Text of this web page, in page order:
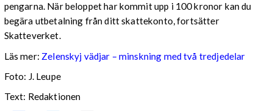
pengarna. När beloppet har kommit upp i 100 kronor kan du
begära utbetalning från ditt skattekonto, fortsätter
Skatteverket.
Läs mer: Zelenskyj vädjar – minskning med två tredjedelar
Foto: J. Leupe
Text: Redaktionen